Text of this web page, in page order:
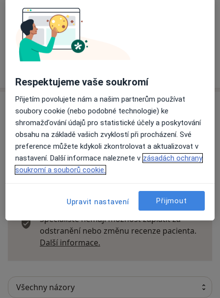
Dostupnost
Na této adrese online kalendář není aktivní
Co mám v takové situaci udělat?
Názory
Přidejte svůj názor
7 názorů
Recenze pacientů jsou pro nás důležité.
Specialisté nemají možnost zaplatit za
odstranění nebo změnu recenze pacienta.
Další informace.
Respektujeme vaše soukromí
Přijetím povolujete nám a našim partnerům používat
soubory cookie (nebo podobné technologie) ke
shromažďování údajů pro statistické účely a poskytování
obsahu na základě vašich zvyklostí při procházení. Své
preference můžete kdykoli zkontrolovat a aktualizovat v
nastavení. Další informace naleznete v zásadách ochrany
soukromí a souborů cookie.
Upravit nastavení Přijmout